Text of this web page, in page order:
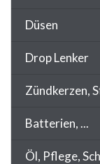
Düsen
Drop Lenker
Zündkerzen,
Batterien, ...
Öl, Pflege,